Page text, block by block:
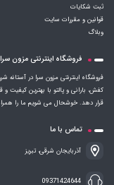
ثبت شکایات
قوانین و مقررات سایت
وبلاگ
فروشگاه اینترنتی مزون سرا
فروشگاه اینترنتی مزون سرا در آستانه
کفش، بارانی و پالتو با بهترین کیفیت
قرار دهد. خوشحال می شویم ما را
تماس با ما
آذربایجان شرقی، تبریز
09371424644